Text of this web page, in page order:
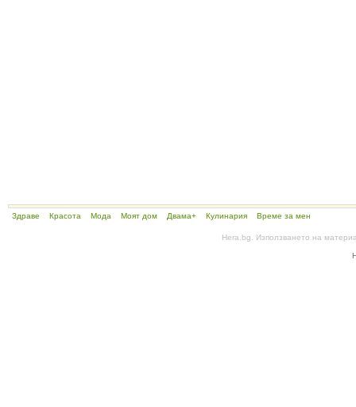
Здраве Красота Мода Моят дом Двама+ Кулинария Време за мен
Hera.bg. Използването на